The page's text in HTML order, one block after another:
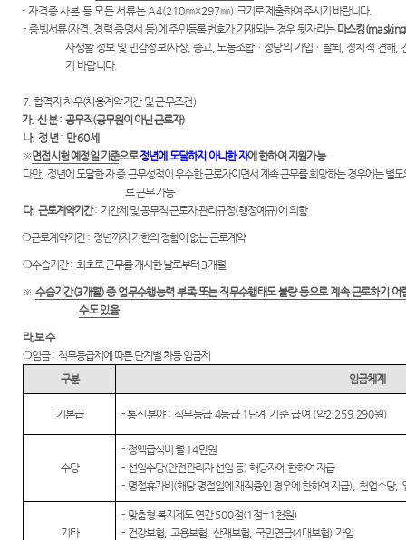
-자격증 사본 등 모든 서류는 A4(210㎜×297㎜)크기로 제출하여 주시기 바랍니다.
-증빙서류(자격 경력 증명서 등)에 주민등록번호가 기재되는 경우 뒷자리는 마스킹
사생활 정보 및 민감정보(사상, 종교,노동조합ㆍ정당의 가입ㆍ탈퇴 정치적 견해
기 바랍니다.
7. 합격자 처우(채용계약기간 및 근무조건)
가.신 분:공무직(공무원이 아닌 근로자)
나. 정 년 : 만60세
※면접시험 예정일 기준으로정년에 도달하지 아니한 자에 한하여 지원가능
다만, 정년에 도달한 자 중 근무성적이 우수한 근로자이면서 계속 근무를 희망하는 경우에는 별
로 근무 가능
다.근로계약기간 : 기간제 및 공무직 근로자 관리규정(행정예규)에 의함
❍근로계약기간: 정년까지 기한의 정함이 없는 근로계약
❍수습기간:최초로 근무를 개시한 날로부터 3개월
※수습기간(3개월)중 업무수행능력 부족 또는 직무수행태도 불량 등으로 계속 근로하기 어
수도 있음
라.보 수
❍임금: 직무등급제에 따른 단계별 차등 임금제
구분
임금체계
기본급 -통신분야 : 직무등급 4등급 1 단계 기준 급여 (약2,259,290원)
수당
- 정액급식비 월 14만원
-선임수당(안전관리자 선임 등)해당자에 한하여 지급
- 명절휴가비 (해당 명절일에 재직중인 경우에 한하여 지급), 현업수당,
기타
- 맞춤형 복지제도 연간500점(1 점=1 천원)
- 건강보험 ,고용보험 ,산재보험 ,국민연금(4대보험)가입